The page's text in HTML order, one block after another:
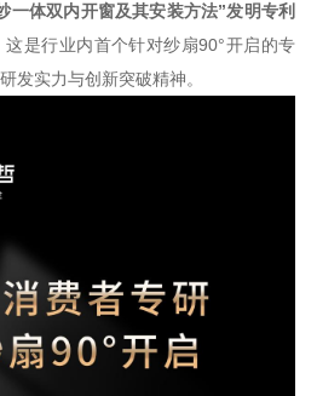
一体双内开窗及其安装方法”发明专利
这是行业内首个针对纱扇90°开启的专
发实力与创新突破精神。